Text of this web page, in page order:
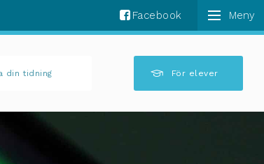
Facebook
av resultat är tillgängliga
din tidning För elever